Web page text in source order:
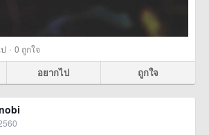
· 0 ถูกใจ
อยากไป ถูกใจ